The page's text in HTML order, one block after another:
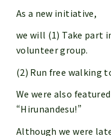
As a new initiative,
we will (1) Take part
volunteer group.
(2) Run free walking
We were also
“Hirunandesu!”
Although we were